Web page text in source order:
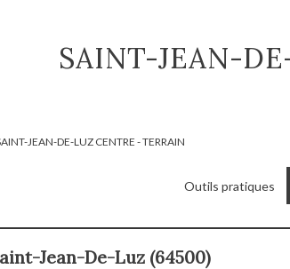
SAINT-JEAN-
JEAN-DE-LUZ CENTRE - TERRAIN
Outils pratiques
Jean-De-Luz (64500)